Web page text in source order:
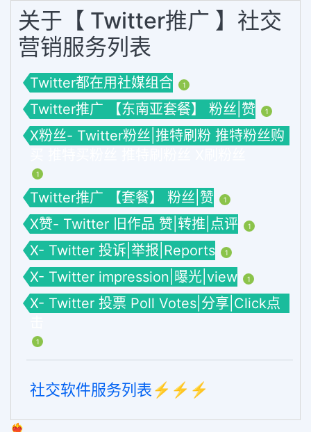
关于【 Twitter推广 】社交
营销服务列表
Twitter都在用社媒组合 1
Twitter推广 【东南亚套餐】 粉丝|赞 1
X粉丝- Twitter粉丝|推特刷粉 推特粉丝购
1
Twitter推广 【套餐】 粉丝|赞 1
X赞- Twitter 旧作品 赞|转推|点评 1
X- Twitter 投诉|举报|Reports 1
X- Twitter impression|曝光|view 1
X- Twitter 投票 Poll Votes|分享|Click点
1
社交软件服务列表⚡️⚡️⚡️
❤️‍🔥